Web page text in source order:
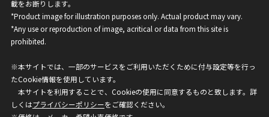
載をお断りします。
*Product image for illustration purposes only. Actual product may vary.
*Any use or reproduction of image, acritical or data from this site is
prohibited.
※本サイトでは、一部のサービスをご利用いただくために付与設定等を行っ
たCookie情報を使用しています。
本サイトを利用することで、Cookieの使用に同意するものと致します。詳
しくはプライバシーポリシーをご確認ください。